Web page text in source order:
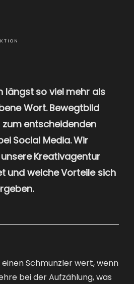
längst so viel mehr als
Wort. Bewegtbild
entscheidenden
Social Media. Wir
unsere Kreativagentur
und welche Vorteile sich
Schmunzler wert, wenn
bei der Aufzählung, was